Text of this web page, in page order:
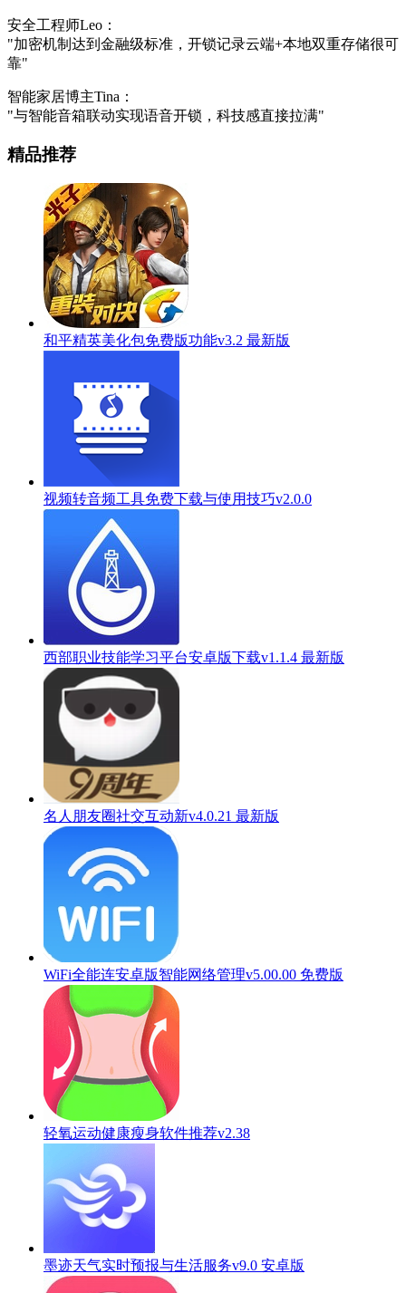
安全工程师Leo：
"加密机制达到金融级标准，开锁记录云端+本地双重存储很可
靠"
智能家居博主Tina：
"与智能音箱联动实现语音开锁，科技感直接拉满"
精品推荐
和平精英美化包免费版功能v3.2 最新版
视频转音频工具免费下载与使用技巧v2.0.0
西部职业技能学习平台安卓版下载v1.1.4 最新版
名人朋友圈社交互动新v4.0.21 最新版
WiFi全能连安卓版智能网络管理v5.00.00 免费版
轻氧运动健康瘦身软件推荐v2.38
墨迹天气实时预报与生活服务v9.0 安卓版